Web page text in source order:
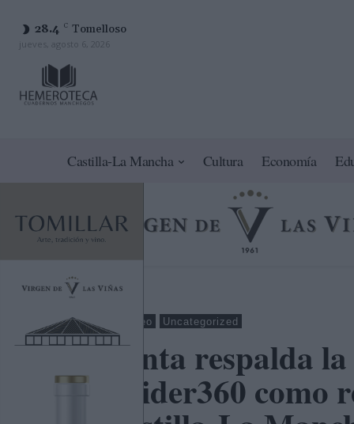
28.4 C Tomelloso
jueves, agosto 6, 2026
Castilla-La Mancha Cultura Economía
Cuenca Empleo Uncategorized
La Junta respalda
Dinorider360 como